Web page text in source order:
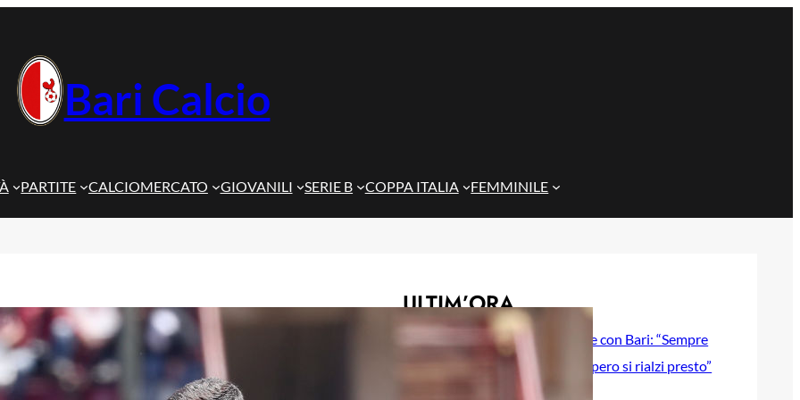
Bari Calcio
PARTITE CALCIOMERCATO GIOVANILI SERIE B COPPA ITALIA FEMMINILE
ULTIM’ORA
Gazzi e il legame con Bari: “Sempre
nel mio cuore, spero si rialzi presto”